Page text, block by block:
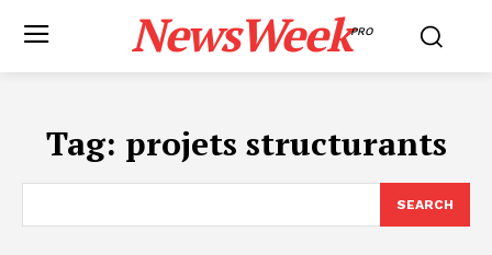
NewsWeekPRO
Tag: projets structurants
SEARCH